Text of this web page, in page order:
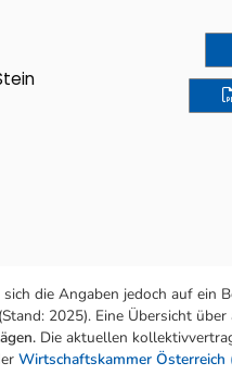
die Angaben jedoch auf ein
2025). Eine Übersicht
Die aktuellen
Wirtschaftskammer Österreich